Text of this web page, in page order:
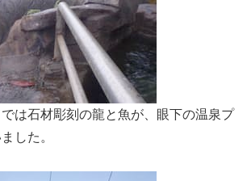
は石材彫刻の龍と魚が、眼下の温泉プ
した。